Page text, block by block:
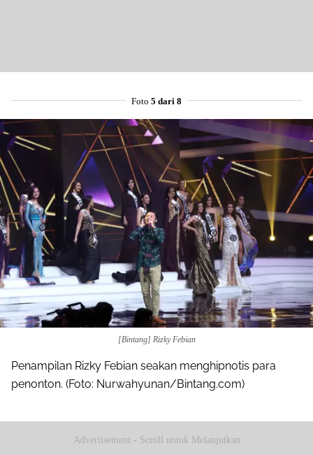
Foto 5 dari 8
[Bintang] Rizky Febian
Penampilan Rizky Febian seakan menghipnotis para
penonton. (Foto: Nurwahyunan/Bintang.com)
Advertisement - Scroll untuk Melanjutkan
Pinterest
Mail